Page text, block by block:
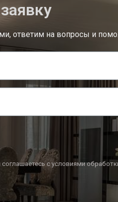
ответим на вопросы и
с условиями